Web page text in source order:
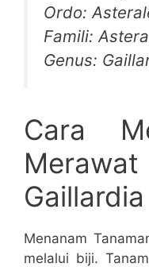
Ordo:
Famili:
Genus:
Cara
Gaillardia
Menanam
melalui biji.